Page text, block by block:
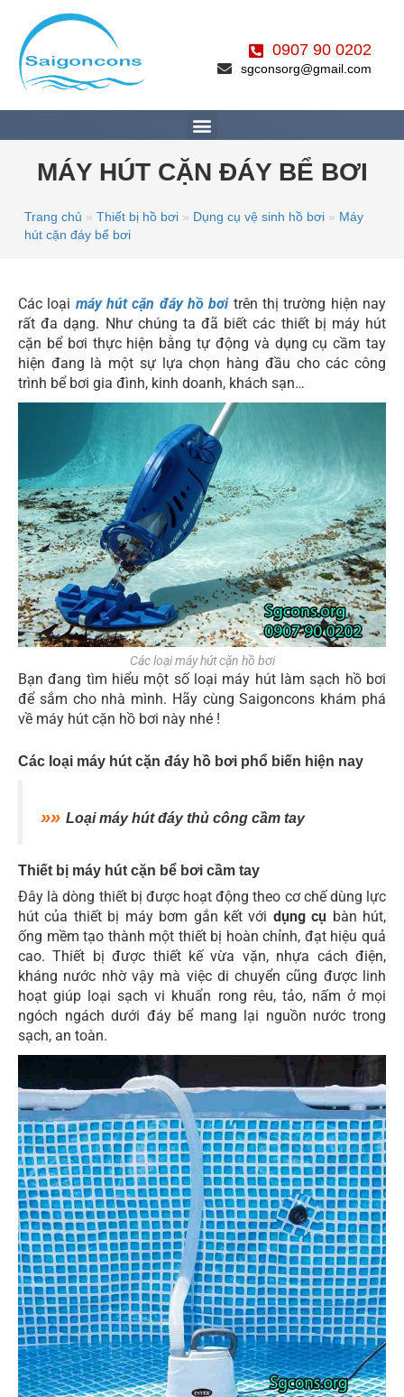
0907 90 0202
sgconsorg@gmail.com
MÁY HÚT CẶN ĐÁY BỂ BƠI
Trang chủ »Thiết bị hồ bơi » Dụng cụ vệ sinh hồ bơi » Máy
hút cặn đáy bể bơi
Các loại máy hút cặn đáy hồ bơi trên thị trường hiện nay
rất đa dạng. Như chúng ta đã biết các thiết bị máy hút
cặn bể bơi thực hiện bằng tự động và dụng cụ cầm tay
hiện đang là một sự lựa chọn hàng đầu cho các công
trình bể bơi gia đình, kinh doanh, khách sạn…
Các loại máy hút cặn hồ bơi
Bạn đang tìm hiểu một số loại máy hút làm sạch hồ bơi
để sắm cho nhà mình. Hãy cùng Saigoncons khám phá
về máy hút cặn hồ bơi này nhé !
Các loại máy hút cặn đáy hồ bơi phổ biến hiện nay
»» Loại máy hút đáy thủ công cầm tay
Thiết bị máy hút cặn bể bơi cầm tay
Đây là dòng thiết bị được hoạt động theo cơ chế dùng lực
hút của thiết bị máy bơm gắn kết với dụng cụ bàn hút,
ống mềm tạo thành một thiết bị hoàn chỉnh, đạt hiệu quả
cao. Thiết bị được thiết kế vừa vặn, nhựa cách điện,
kháng nước nhờ vậy mà việc di chuyển cũng được linh
hoạt giúp loại sạch vi khuẩn rong rêu, tảo, nấm ở mọi
ngóch ngách dưới đáy bể mang lại nguồn nước trong
sạch, an toàn.